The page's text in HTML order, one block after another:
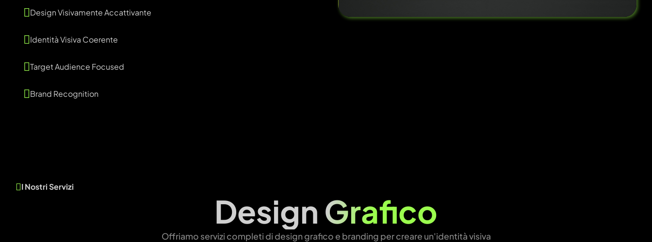
Design Visivamente Accattivante
Identità Visiva Coerente
Target Audience Focused
Brand Recognition
I Nostri Servizi
Design Grafico
Offriamo servizi completi di design grafico e branding per creare un'identità visiva